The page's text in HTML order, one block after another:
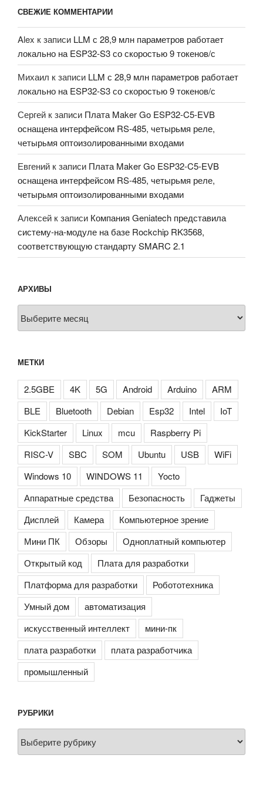
СВЕЖИЕ КОММЕНТАРИИ
Alex к записи LLM с 28,9 млн параметров работает
локально на ESP32-S3 со скоростью 9 токенов/с
Михаил к записи LLM с 28,9 млн параметров работает
локально на ESP32-S3 со скоростью 9 токенов/с
Сергей к записи Плата Maker Go ESP32-C5-EVB
оснащена интерфейсом RS-485, четырьмя реле,
четырьмя оптоизолированными входами
Евгений к записи Плата Maker Go ESP32-C5-EVB
оснащена интерфейсом RS-485, четырьмя реле,
четырьмя оптоизолированными входами
Алексей к записи Компания Geniatech представила
систему-на-модуле на базе Rockchip RK3568,
соответствующую стандарту SMARC 2.1
АРХИВЫ
МЕТКИ
2.5GBE 4K 5G Android Arduino
ARM
BLE
Bluetooth Debian Esp32 Intel
IoT
KickStarter
Linux mcu
Raspberry Pi
RISC-V
SBC SOM Ubuntu USB
WiFi
Windows 10
WINDOWS 11
Yocto
Аппаратные средства
Безопасность
Гаджеты
Дисплей
Камера
Компьютерное зрение
Мини ПК
Обзоры
Одноплатный компьютер
Открытый код
Плата для разработки
Платформа для разработки
Робототехника
Умный дом
автоматизация
искусственный интеллект
мини-пк
плата разработки
плата разработчика
промышленный
РУБРИКИ